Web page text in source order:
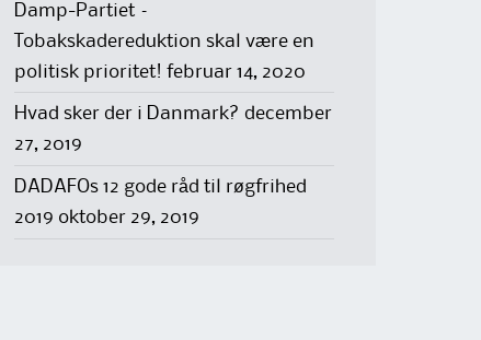
Damp-Partiet –
Tobakskadereduktion skal være en
politisk prioritet! februar 14, 2020
Hvad sker der i Danmark? december
27, 2019
DADAFOs 12 gode råd til røgfrihed
2019 oktober 29, 2019